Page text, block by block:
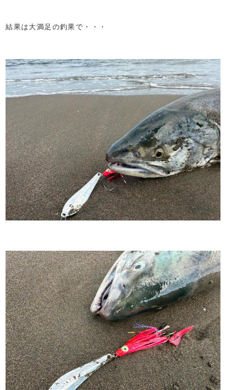
結果は大満足の釣果で・・・